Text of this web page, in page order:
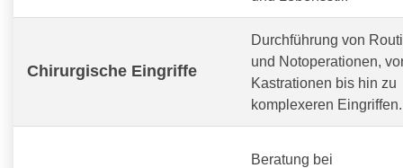
Chirurgische Eingriffe
Durchführung von
und Notoperationen,
Kastrationen bis hin zu
komplexeren Eingriffen.
Beratung bei